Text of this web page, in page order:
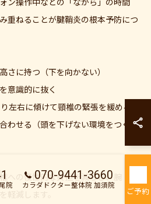
ン操作中などの「ながら」の時間
重ねることが腱鞘炎の根本予防につ
さに持つ（下を向かない）
意識的に抜く
左右に傾けて頸椎の緊張を緩める
わせる（頭を下げない環境をつく
への慢性的な負担を減らし、腕・手
院
070-9441-3660
カラダドクター整体院 加須院
ご予約
カラダドクター整
カラダドクター整